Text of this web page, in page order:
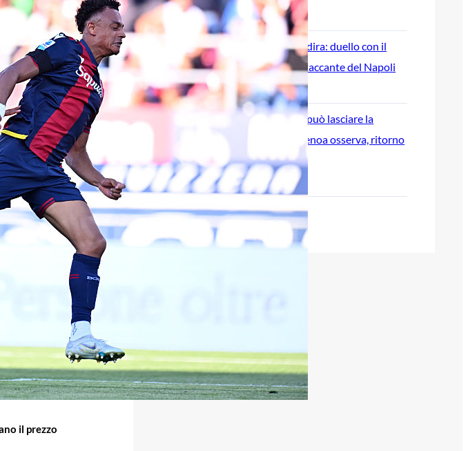
il prezzo
8 Agosto 2026
Genoa su Cheddira: duello con il
Cagliari per l’attaccante del Napoli
8 Agosto 2026
Gudmundsson può lasciare la
Fiorentina: il Genoa osserva, ritorno
possibile?
8 Agosto 2026